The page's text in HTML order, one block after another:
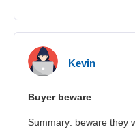
Kevin
Buyer beware
Summary: beware they